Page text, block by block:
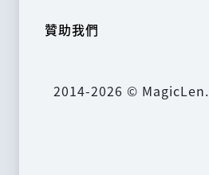
贊助我們
2014-2026 © MagicLen.